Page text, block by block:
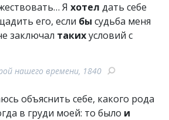
Я хотел дать себе
его, если бы судьба меня
заключал такихусловий с
нашего времени, 1840
объяснить себе, какого рода
в груди моей: то было и